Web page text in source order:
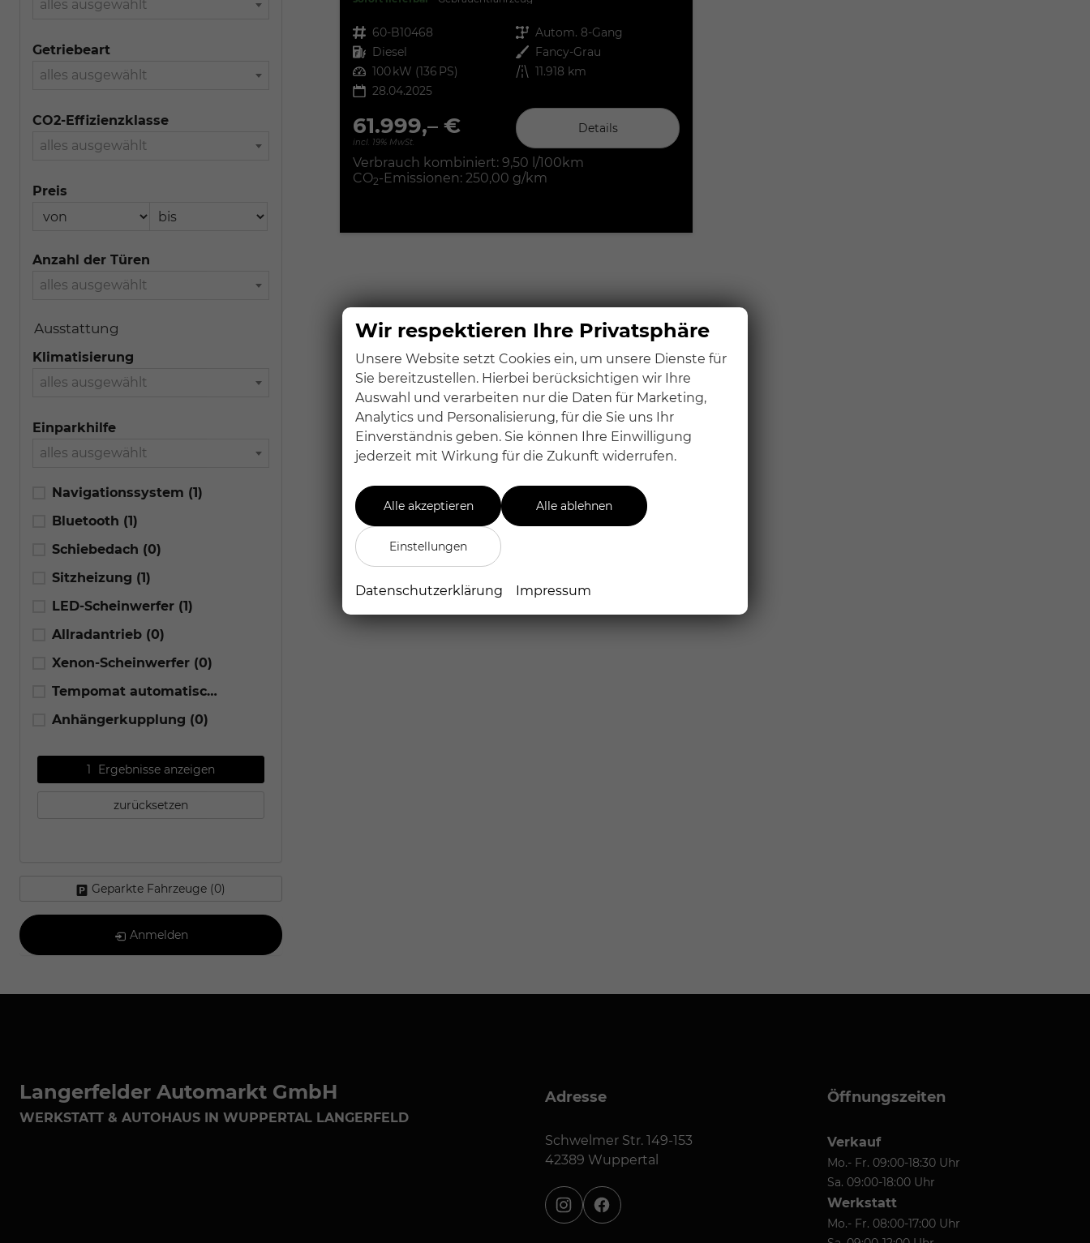
Fahrzeugnr. 60-B10468 Getriebe Autom. 8-Gang
Kraftstoff Diesel Außenfarbe Fancy-Grau
Leistung 100 kW (136 PS) Kilometerstand 11.918 km
28.04.2025
61.999,– €
incl. 19% MwSt.
Details
Verbrauch kombiniert:9,50 l/100km
CO2-Emissionen:250,00 g/km
alles ausgewählt
Getriebeart
alles ausgewählt
CO2-Effizienzklasse
alles ausgewählt
Preis
Anzahl der Türen
alles ausgewählt
Ausstattung
Klimatisierung
alles ausgewählt
Einparkhilfe
alles ausgewählt
Navigationssystem (1)
Bluetooth (1)
Schiebedach (0)
Sitzheizung (1)
LED-Scheinwerfer (1)
Allradantrieb (0)
Xenon-Scheinwerfer (0)
Tempomat automatisch (ACC)
Anhängerkupplung (0)
1 Ergebnisse anzeigen
zurücksetzen
Geparkte Fahrzeuge (0)
Anmelden
Langerfelder Automarkt GmbH
WERKSTATT & AUTOHAUS IN WUPPERTAL LANGERFELD
Adresse
Schwelmer Str. 149-153
42389 Wuppertal
instagramfacebook
Öffnungszeiten
Verkauf
Mo.- Fr. 09:00-18:30 Uhr
Sa. 09:00-18:00 Uhr
Werkstatt
Mo.- Fr. 08:00-17:00 Uhr
Wir respektieren Ihre Privatsphäre
Unsere Website setzt Cookies ein, um unsere Dienste für
Sie bereitzustellen. Hierbei berücksichtigen wir Ihre
Auswahl und verarbeiten nur die Daten für Marketing,
Analytics und Personalisierung, für die Sie uns Ihr
Einverständnis geben. Sie können Ihre Einwilligung
jederzeit mit Wirkung für die Zukunft widerrufen.
Alle akzeptieren Alle ablehnen
Einstellungen
Datenschutzerklärung Impressum